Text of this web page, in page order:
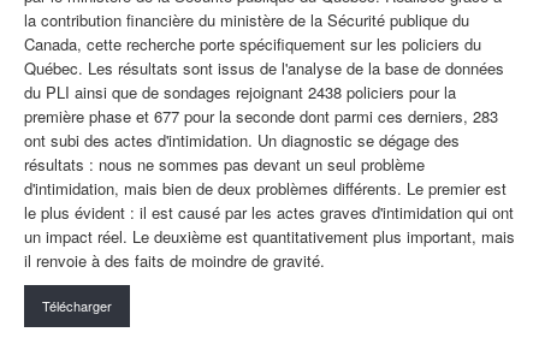
la contribution financière du ministère de la Sécurité publique du
Canada, cette recherche porte spécifiquement sur les policiers du
Québec. Les résultats sont issus de l'analyse de la base de données
du PLI ainsi que de sondages rejoignant 2438 policiers pour la
première phase et 677 pour la seconde dont parmi ces derniers, 283
ont subi des actes d'intimidation. Un diagnostic se dégage des
résultats : nous ne sommes pas devant un seul problème
d'intimidation, mais bien de deux problèmes différents. Le premier est
le plus évident : il est causé par les actes graves d'intimidation qui ont
un impact réel. Le deuxième est quantitativement plus important, mais
il renvoie à des faits de moindre de gravité.
Télécharger